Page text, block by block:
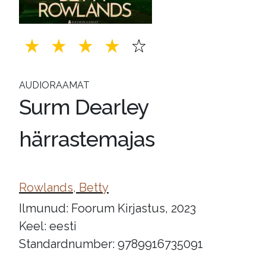
AUDIORAAMAT
Surm Dearley
härrastemajas
Rowlands, Betty
Ilmunud: Foorum Kirjastus, 2023
Keel: eesti
Standardnumber: 9789916735091